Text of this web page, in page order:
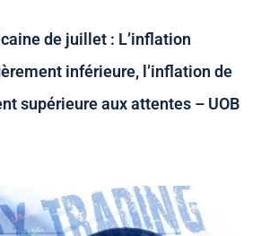
de juillet : L’inflation
inférieure, l’inflation de
supérieure aux attentes – UOB